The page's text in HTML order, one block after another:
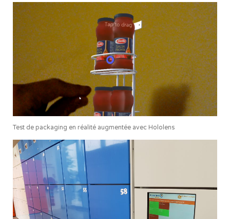
Test de packaging en réalité augmentée avec Hololens